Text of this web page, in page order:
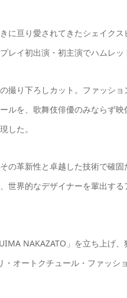
に亘り愛されてきたシェイク
レイ初出演・初主演でハムレッ
撮り下ろしカット。ファッシ
ルを、歌舞伎俳優のみならず
した。
の革新性と卓越した技術で確
世界的なデザイナーを輩出す
NAKAZATO」を立ち上げ
オートクチュール・ファッ